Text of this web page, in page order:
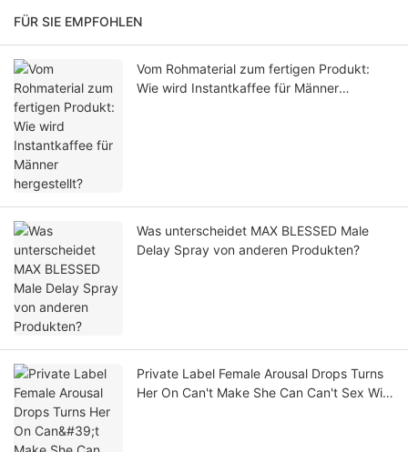
FÜR SIE EMPFOHLEN
Vom Rohmaterial zum fertigen Produkt:
Wie wird Instantkaffee für Männer
Was unterscheidet MAX BLESSED Male
Delay Spray von anderen Produkten?
Private Label Female Arousal Drops Turns
Her On Can't Make She Can Can't Sex With